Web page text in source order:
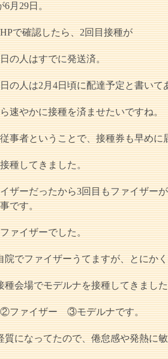
6月29日。
で確認したら、2回目接種が
の人はすでに発送済。
の人は2月4日頃に配達予定と書いて
速やかに接種を済ませたいですね。
事者ということで、接種券も早めに
種してきました。
ザーだったから3回目もファイザー
です。
ァイザーでした。
院でファイザーうてますが、とにか
種会場でモデルナを接種してきまし
ァイザー ③モデルナです。
質になってたので、倦怠感や発熱に